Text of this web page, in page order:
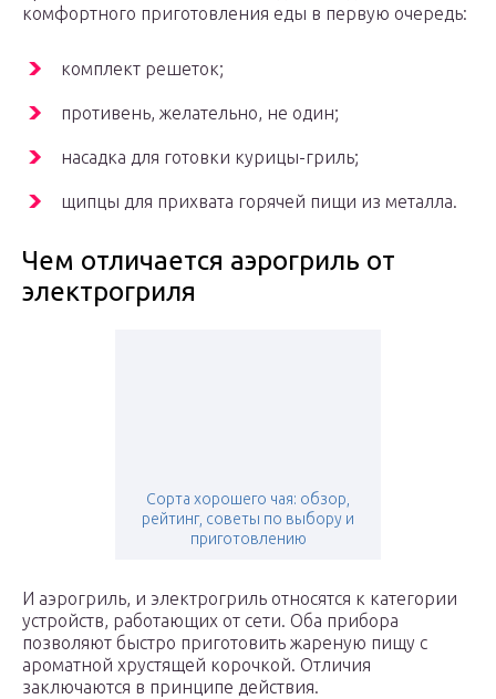
комфортного приготовления еды в первую очередь:
комплект решеток;
противень, желательно, не один;
насадка для готовки курицы-гриль;
щипцы для прихвата горячей пищи из металла.
Чем отличается аэрогриль от
электрогриля
Сорта хорошего чая: обзор,
рейтинг, советы по выбору и
приготовлению
И аэрогриль, и электрогриль относятся к категории
устройств, работающих от сети. Оба прибора
позволяют быстро приготовить жареную пищу с
ароматной хрустящей корочкой. Отличия
заключаются в принципе действия.